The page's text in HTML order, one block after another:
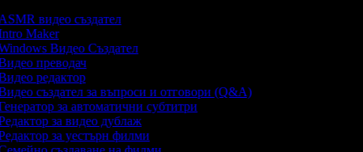
видео създател
Maker
Видео Създател
преводач
редактор
създател за въпроси и отговори (Q&A)
за автоматични субтитри
за видео дублаж
за уестърн филми